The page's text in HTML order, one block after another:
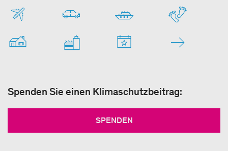
Spenden Sie einen Klimaschutzbeitrag:
SPENDEN